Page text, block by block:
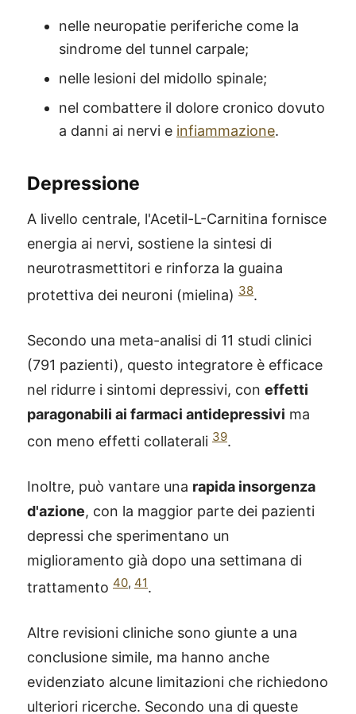
nelle neuropatie periferiche come la
sindrome del tunnel carpale;
nelle lesioni del midollo spinale;
nel combattere il dolore cronico dovuto
a danni ai nervi e infiammazione.
Depressione
A livello centrale, l'Acetil-L-Carnitina fornisce
energia ai nervi, sostiene la sintesi di
neurotrasmettitori e rinforza la guaina
protettiva dei neuroni (mielina) 38.
Secondo una meta-analisi di 11 studi clinici
(791 pazienti), questo integratore è efficace
nel ridurre i sintomi depressivi, con effetti
paragonabili ai farmaci antidepressivi ma
con meno effetti collaterali 39.
Inoltre, può vantare una rapida insorgenza
d'azione, con la maggior parte dei pazienti
depressi che sperimentano un
miglioramento già dopo una settimana di
trattamento 40, 41.
Altre revisioni cliniche sono giunte a una
conclusione simile, ma hanno anche
evidenziato alcune limitazioni che richiedono
ulteriori ricerche. Secondo una di queste
®